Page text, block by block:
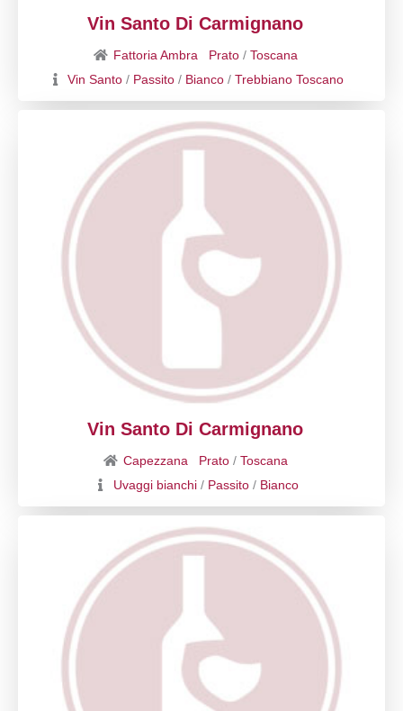
Vin Santo Di Carmignano
Fattoria Ambra Prato / Toscana
Vin Santo / Passito / Bianco / Trebbiano Toscano
Vin Santo Di Carmignano
Capezzana Prato / Toscana
Uvaggi bianchi/ Passito/ Bianco